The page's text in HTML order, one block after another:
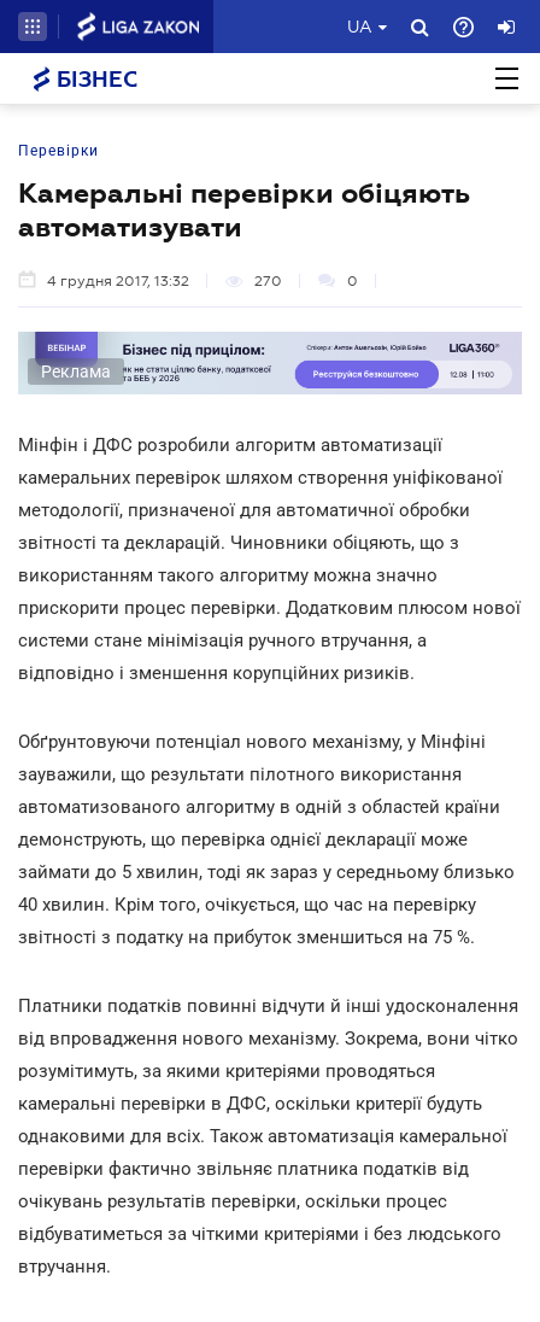
UA
БІЗНЕС
Перевірки
Камеральні перевірки обіцяють
автоматизувати
4 грудня 2017, 13:32 270 0
Реклама
Мінфін і ДФС розробили алгоритм автоматизації
камеральних перевірок шляхом створення уніфікованої
методології, призначеної для автоматичної обробки
звітності та декларацій. Чиновники обіцяють, що з
використанням такого алгоритму можна значно
прискорити процес перевірки. Додатковим плюсом нової
системи стане мінімізація ручного втручання, а
відповідно і зменшення корупційних ризиків.
Обґрунтовуючи потенціал нового механізму, у Мінфіні
зауважили, що результати пілотного використання
автоматизованого алгоритму в одній з областей країни
демонструють, що перевірка однієї декларації може
займати до 5 хвилин, тоді як зараз у середньому близько
40 хвилин. Крім того, очікується, що час на перевірку
звітності з податку на прибуток зменшиться на 75 %.
Платники податків повинні відчути й інші удосконалення
від впровадження нового механізму. Зокрема, вони чітко
розумітимуть, за якими критеріями проводяться
камеральні перевірки в ДФС, оскільки критерії будуть
однаковими для всіх. Також автоматизація камеральної
перевірки фактично звільняє платника податків від
очікувань результатів перевірки, оскільки процес
відбуватиметься за чіткими критеріями і без людського
втручання.